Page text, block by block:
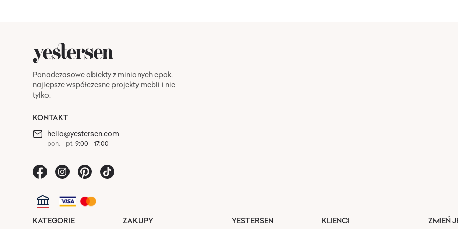
Ponadczasowe obiekty z minionych epok,
najlepsze współczesne projekty mebli i nie
tylko.
KONTAKT
hello@yestersen.com
pon. - pt. 9:00 - 17:00
KATEGORIE ZAKUPY YESTERSEN KLIENCI ZMIEŃ